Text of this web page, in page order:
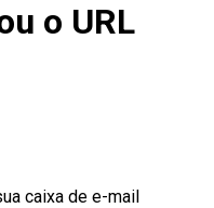
o URL
caixa de e-mail